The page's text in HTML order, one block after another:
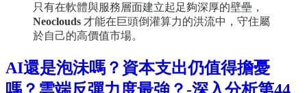
只有在軟體與服務層面建立起足夠深厚的壁壘，
Neoclouds 才能在巨頭倒灌算力的洪流中，守住屬
於自己的高價值市場。
AI還是泡沬嗎？資本支出仍值得擔憂
嗎？雲端反彈力度最強？-深入分析第44